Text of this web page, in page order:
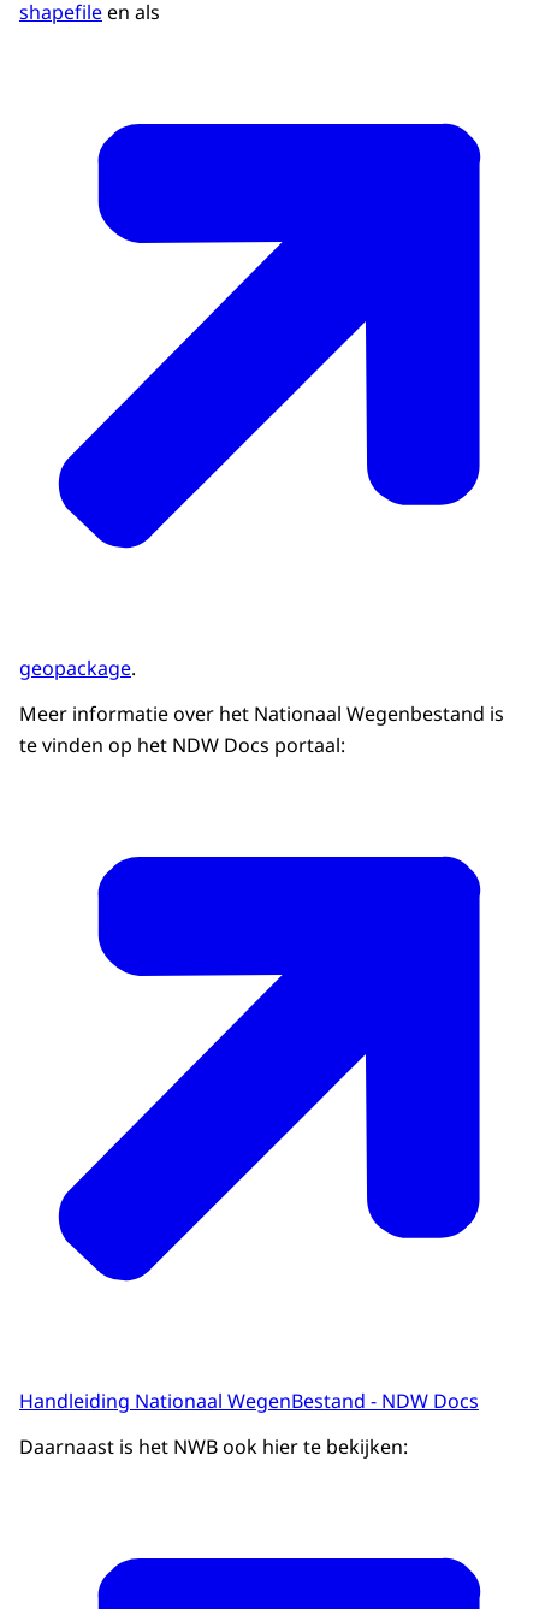
shapefileen als
geopackage.
Meer informatie over het Nationaal Wegenbestand is
te vinden op het NDW Docs portaal:
Handleiding Nationaal WegenBestand - NDW Docs
Daarnaast is het NWB ook hier te bekijken: